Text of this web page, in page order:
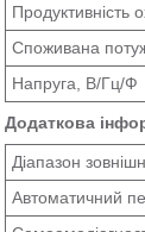
Продуктивність
Споживана
Напруга, В/Гц/Ф
Додаткова
Діапазон
Автоматичний